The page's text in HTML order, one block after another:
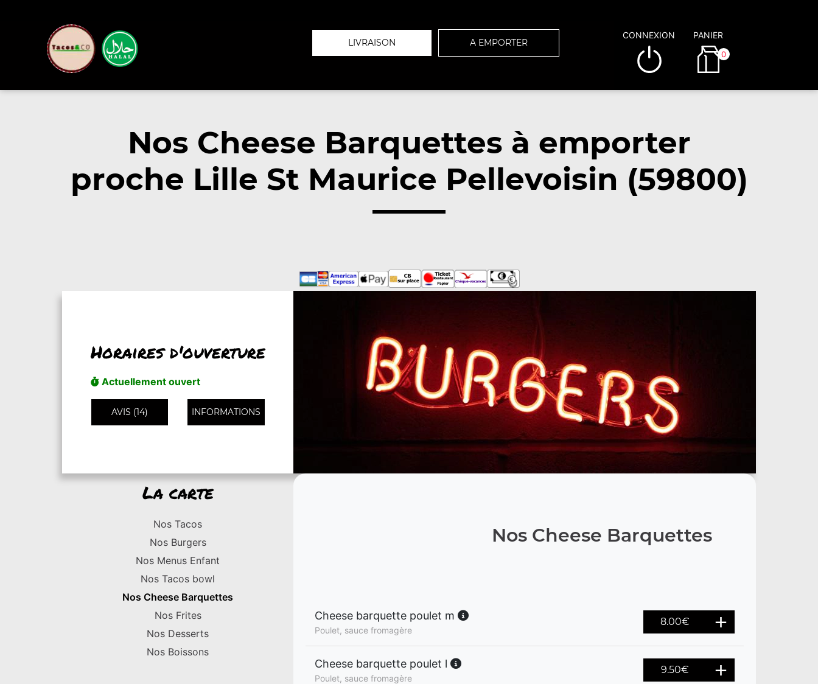
LIVRAISON A EMPORTER
CONNEXION PANIER
0
Nos Cheese Barquettes à emporter
proche Lille St Maurice Pellevoisin (59800)
Horaires d'ouverture
Actuellement ouvert
AVIS (14) INFORMATIONS
La carte
Nos Tacos
Nos Burgers
Nos Menus Enfant
Nos Tacos bowl
Nos Cheese Barquettes
Nos Frites
Nos Desserts
Nos Boissons
Nos Cheese Barquettes
Cheese barquette poulet m
Poulet, sauce fromagère
8.00€
Cheese barquette poulet l
Poulet, sauce fromagère
9.50€